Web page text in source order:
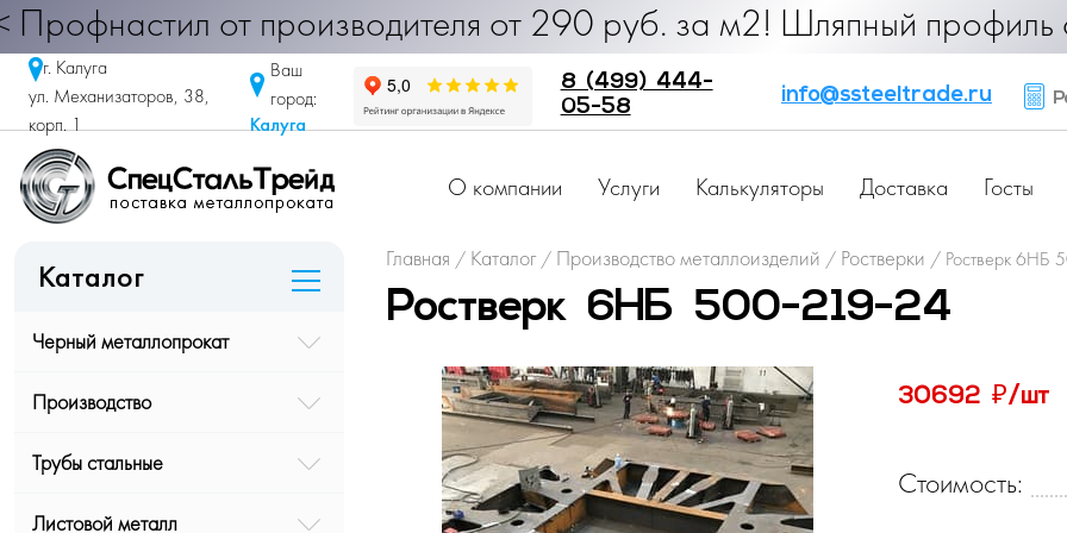
от производителя от 290 руб. за м2! Шляпный профиль от 25
г. Калуга
ул. Механизаторов, 38,
корп. 1
Ваш
город:
Калуга
8 (499) 444-
05-58
info@ssteeltrade.ru
О компании Услуги Калькуляторы Доставка Госты
Каталог
Черный металлопрокат
Производство
Трубы стальные
Листовой металл
Главная / Каталог / Производство металлоизделий / Ростверки / Ростверк 6НБ
Ростверк 6НБ 500-219-24
30692 ₽/шт
Стоимость: